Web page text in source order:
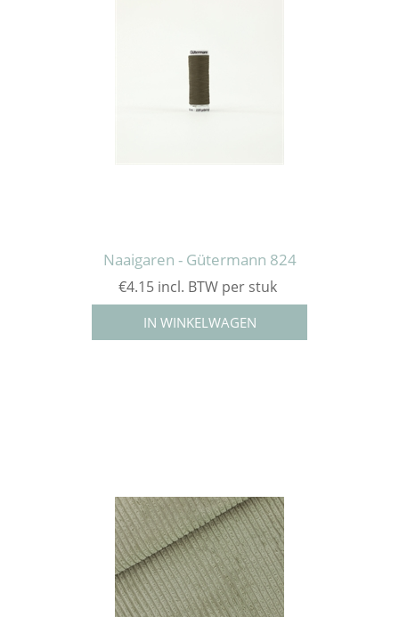
Naaigaren - Gütermann 824
€4.15 incl. BTW per stuk